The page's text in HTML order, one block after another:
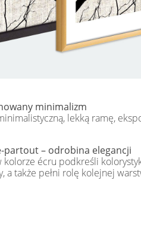
minimalizm
lekką ramę,
partout – odrobina elegancji
kolorze écru podkreśli
także pełni rolę kolejnej